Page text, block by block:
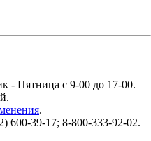
- Пятница с 9-00 до 17-00.
.
600-39-17; 8-800-333-92-02.